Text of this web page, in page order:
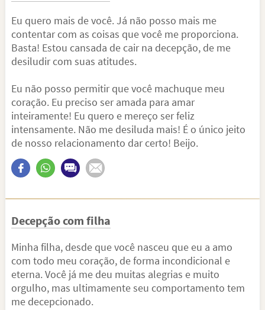
Eu quero mais de você. Já não posso mais me
contentar com as coisas que você me proporciona.
Basta! Estou cansada de cair na decepção, de me
desiludir com suas atitudes.
Eu não posso permitir que você machuque meu
coração. Eu preciso ser amada para amar
inteiramente! Eu quero e mereço ser feliz
intensamente. Não me desiluda mais! É o único jeito
de nosso relacionamento dar certo! Beijo.
Decepção com filha
Minha filha, desde que você nasceu que eu a amo
com todo meu coração, de forma incondicional e
eterna. Você já me deu muitas alegrias e muito
orgulho, mas ultimamente seu comportamento tem
me decepcionado.